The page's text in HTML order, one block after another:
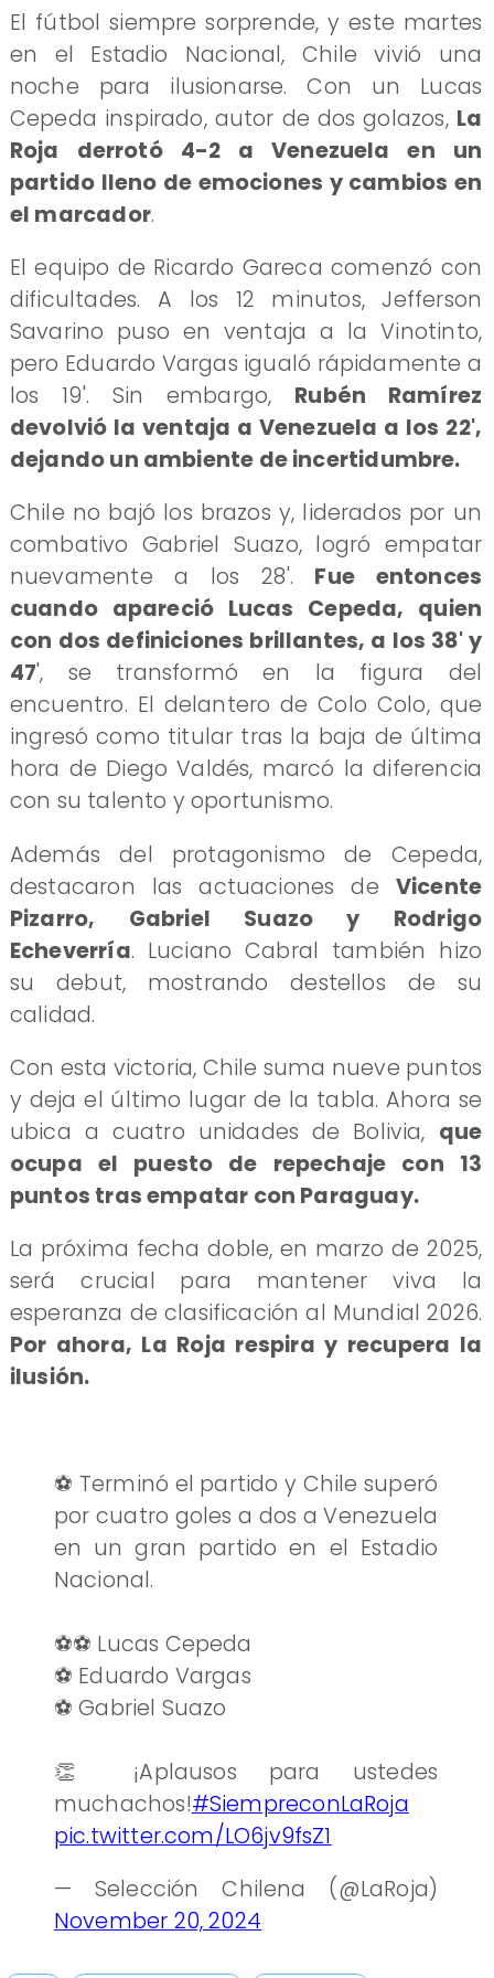
El fútbol siempre sorprende, y este martes
en el Estadio Nacional, Chile vivió una
noche para ilusionarse. Con un Lucas
Cepeda inspirado, autor de dos golazos, La
Roja derrotó 4-2 a Venezuela en un
partido lleno de emociones y cambios en
el marcador.
El equipo de Ricardo Gareca comenzó con
dificultades. A los 12 minutos, Jefferson
Savarino puso en ventaja a la Vinotinto,
pero Eduardo Vargas igualó rápidamente a
los 19'. Sin embargo, Rubén Ramírez
devolvió la ventaja a Venezuela a los 22',
dejando un ambiente de incertidumbre.
Chile no bajó los brazos y, liderados por un
combativo Gabriel Suazo, logró empatar
nuevamente a los 28'. Fue entonces
cuando apareció Lucas Cepeda, quien
con dos definiciones brillantes, a los 38' y
47', se transformó en la figura del
encuentro. El delantero de Colo Colo, que
ingresó como titular tras la baja de última
hora de Diego Valdés, marcó la diferencia
con su talento y oportunismo.
Además del protagonismo de Cepeda,
destacaron las actuaciones de Vicente
Pizarro, Gabriel Suazo y Rodrigo
Echeverría. Luciano Cabral también hizo
su debut, mostrando destellos de su
calidad.
Con esta victoria, Chile suma nueve puntos
y deja el último lugar de la tabla. Ahora se
ubica a cuatro unidades de Bolivia, que
ocupa el puesto de repechaje con 13
puntos tras empatar con Paraguay.
La próxima fecha doble, en marzo de 2025,
será crucial para mantener viva la
esperanza de clasificación al Mundial 2026.
Por ahora, La Roja respira y recupera la
ilusión.
⚽️ Terminó el partido y Chile superó
por cuatro goles a dos a Venezuela
en un gran partido en el Estadio
Nacional.
⚽️⚽️ Lucas Cepeda
⚽️ Eduardo Vargas
⚽️ Gabriel Suazo
👏 ¡Aplausos para ustedes
muchachos!#SiempreconLaRoja
pic.twitter.com/LO6jv9fsZ1
— Selección Chilena (@LaRoja)
November 20, 2024